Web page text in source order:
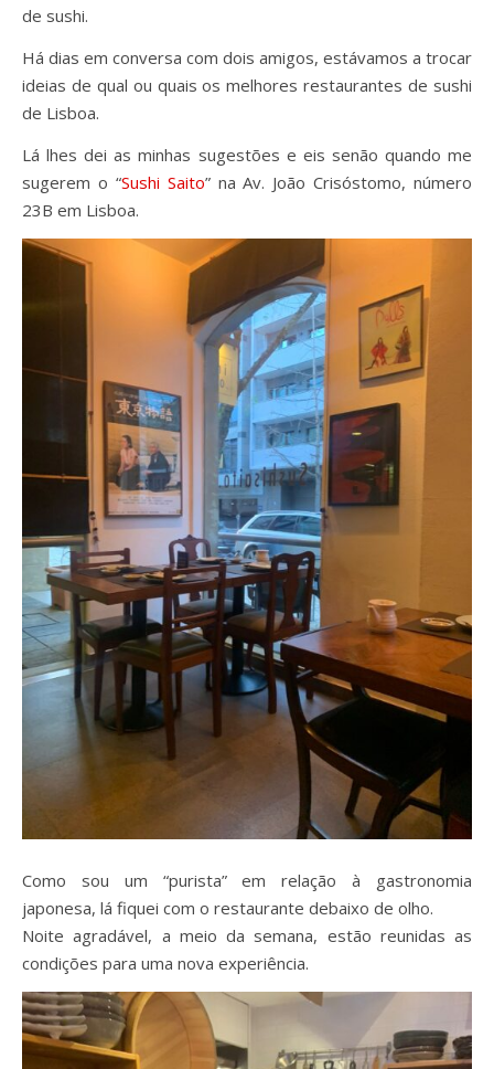
de sushi.
Há dias em conversa com dois amigos, estávamos a trocar
ideias de qual ou quais os melhores restaurantes de sushi
de Lisboa.
Lá lhes dei as minhas sugestões e eis senão quando me
sugerem o “Sushi Saito” na Av. João Crisóstomo, número
23B em Lisboa.
Como sou um “purista” em relação à gastronomia
japonesa, lá fiquei com o restaurante debaixo de olho.
Noite agradável, a meio da semana, estão reunidas as
condições para uma nova experiência.